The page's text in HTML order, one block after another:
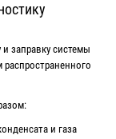
заправку системы
и газа